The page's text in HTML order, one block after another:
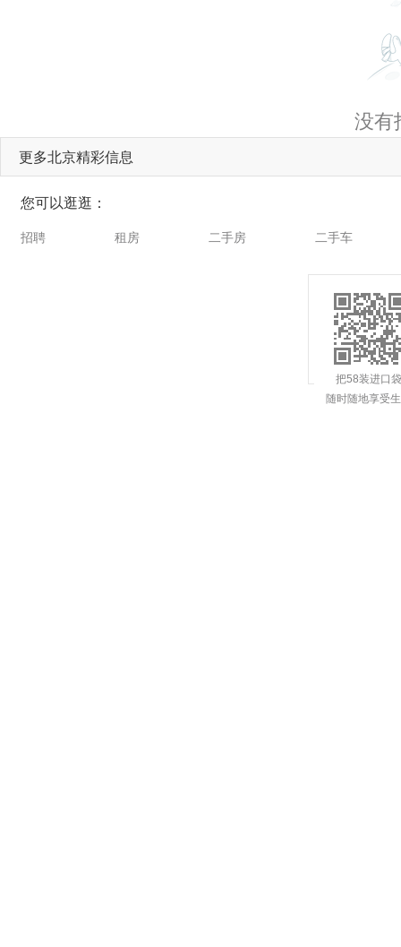
没有
更多北京精彩信息
您可以逛逛：
招聘 租房 二手房 二手车
把58装进口袋
随时随地享受